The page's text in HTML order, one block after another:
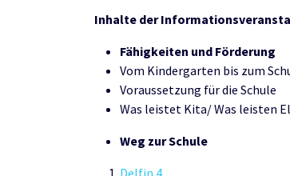
Inhalte der
Fähigkeiten und Förderung
Vom Kindergarten bis zum
Voraussetzung für die Schule
Was leistet Kita/ Was leisten
Weg zur Schule
Delfin 4